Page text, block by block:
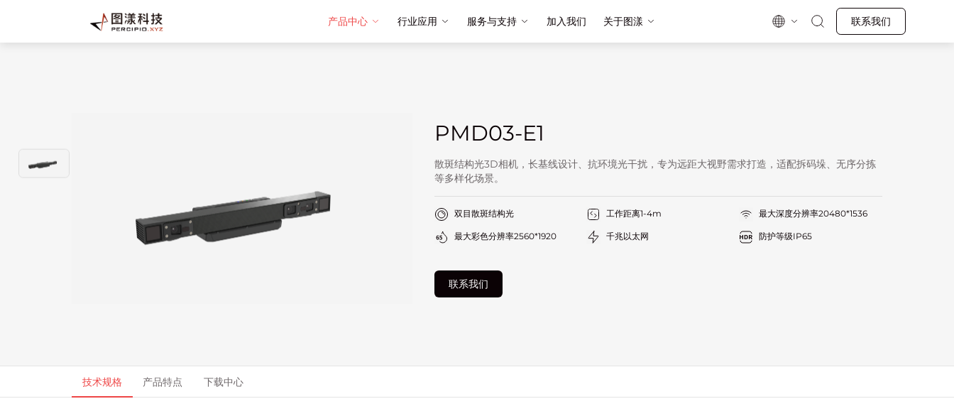
产品中心 行业应用 服务与支持 加入我们 关于图漾 联系我们
PMD03-E1
散斑结构光3D相机，长基线设计、抗环境光干扰，专为远距大视野需求打造，适配拆码垛、无序分拣
等多样化场景。
双目散斑结构光 工作距离1-4m 最大深度分辨率20480*1536
最大彩色分辨率2560*1920 千兆以太网 防护等级IP65
联系我们
技术规格 产品特点 下载中心